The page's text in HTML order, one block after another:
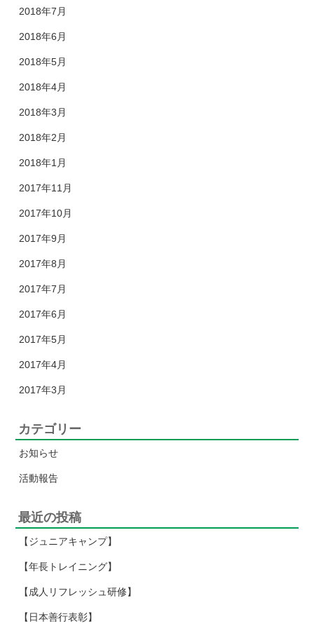
2018年7月
2018年6月
2018年5月
2018年4月
2018年3月
2018年2月
2018年1月
2017年11月
2017年10月
2017年9月
2017年8月
2017年7月
2017年6月
2017年5月
2017年4月
2017年3月
カテゴリー
お知らせ
活動報告
最近の投稿
【ジュニアキャンプ】
【年長トレイニング】
【成人リフレッシュ研修】
【日本善行表彰】